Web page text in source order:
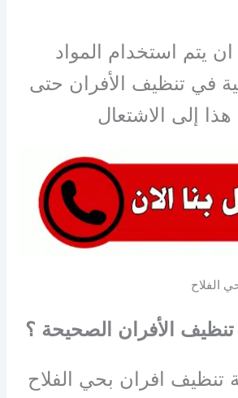
يتم استخدام المواد
في تنظيف الأفران حتى
هذا إلى الاشتعال
الفلاح
الأفران الصحيحة ؟
افران بحي الفلاح